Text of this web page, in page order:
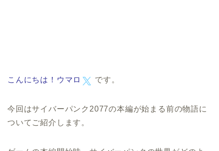
こんにちは！ ウマロ です。
今回はサイバーパンク2077の本編が始まる前の物語に
ついてご紹介します。